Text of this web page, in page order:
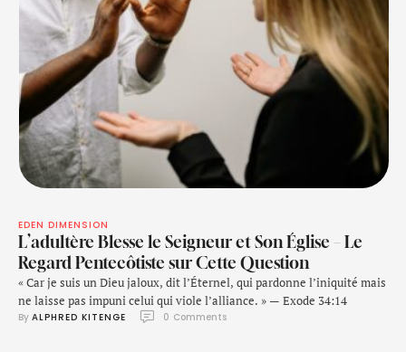
EDEN DIMENSION
L’adultère Blesse le Seigneur et Son Église – Le
Regard Pentecôtiste sur Cette Question
« Car je suis un Dieu jaloux, dit l’Éternel, qui pardonne l’iniquité mais
ne laisse pas impuni celui qui viole l’alliance. » — Exode 34:14
By ALPHRED KITENGE 0 Comments